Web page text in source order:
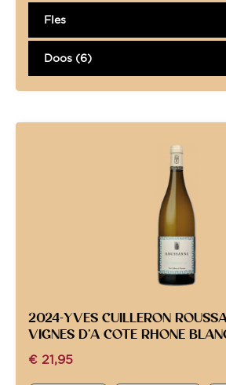
Fles
Doos (6)
2024-YVES CUILLERON
VIGNES D’A COTE RHONE
€ 21,95